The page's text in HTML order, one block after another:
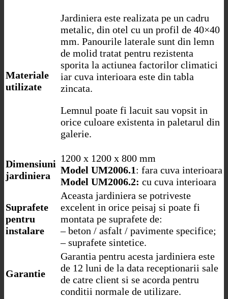
Materiale
utilizate
Jardiniera este realizata pe un cadru
metalic, din otel cu un profil de 40×40
mm. Panourile laterale sunt din lemn
de molid tratat pentru rezistenta
sporita la actiunea factorilor climatici
iar cuva interioara este din tabla
zincata.
Lemnul poate fi lacuit sau vopsit in
orice culoare existenta in paletarul din
galerie.
Dimensiuni
jardiniera
1200 x 1200 x 800 mm
Model UM2006.1: fara cuva interioara
Model UM2006.2: cu cuva interioara
Suprafete
pentru
instalare
Aceasta jardiniera se potriveste
excelent in orice peisaj si poate fi
montata pe suprafete de:
– beton / asfalt / pavimente specifice;
– suprafete sintetice.
Garantie
Garantia pentru acesta jardiniera este
de 12 luni de la data receptionarii sale
de catre client si se acorda pentru
conditii normale de utilizare.